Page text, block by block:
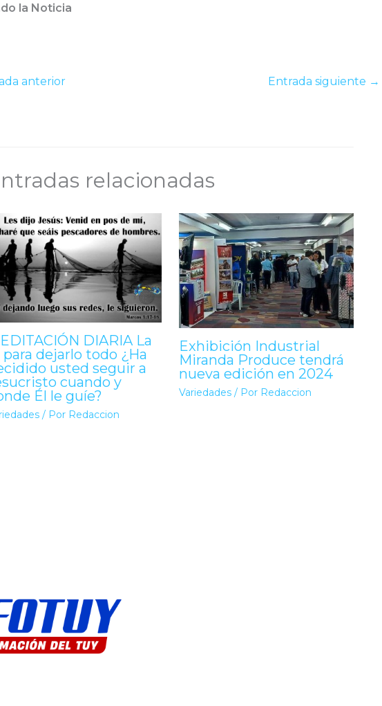
la Noticia
anterior Entrada siguiente →
relacionadas
DIARIA La
para dejarlo todo ¿Ha
usted seguir a
cuando y
Él le guíe?
/ Por Redaccion
Exhibición Industrial
Miranda Produce tendrá
nueva edición en 2024
Variedades / Por Redaccion